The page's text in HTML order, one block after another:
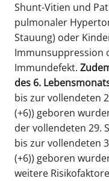
Shunt-Vitien und
pulmonaler
Stauung) oder
Immunsuppression
Immundefekt.
des 6.
bis zur vollendeten
(+6)) geboren
der vollendeten 29.
bis zur vollendeten
(+6)) geboren
weitere